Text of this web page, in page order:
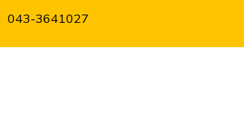
043-3641027